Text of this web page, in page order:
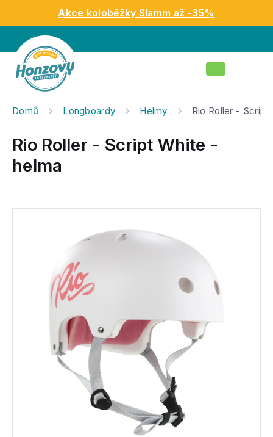
obsah
Akce koloběžky Slamm až -35%
Nákupní
Domů Longboardy Helmy Rio Roller - Script
Rio Roller - Script White -
helma